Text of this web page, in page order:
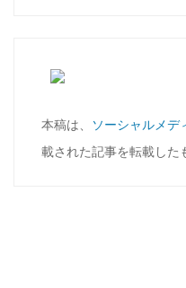
本稿は、 ソーシャルメデ
載された記事を転載した